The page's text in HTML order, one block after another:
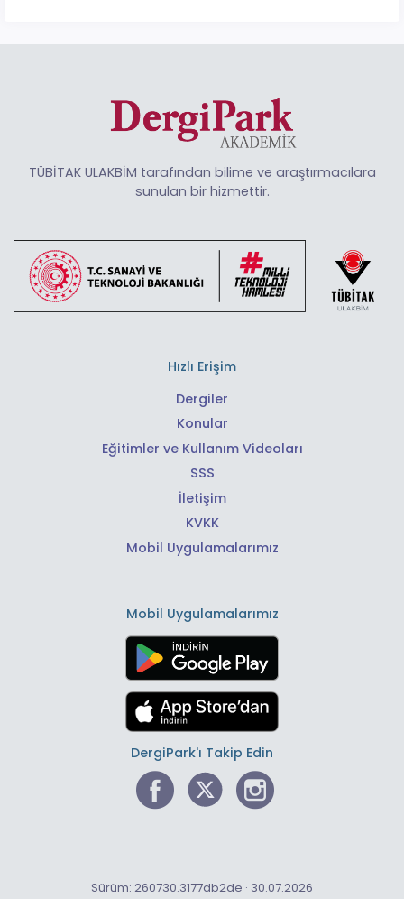
TÜBİTAK ULAKBİM tarafından bilime ve araştırmacılara
sunulan bir hizmettir.
Hızlı Erişim
Dergiler
Konular
Eğitimler ve Kullanım Videoları
SSS
İletişim
KVKK
Mobil Uygulamalarımız
Mobil Uygulamalarımız
DergiPark'ı Takip Edin
Sürüm: 260730.3177db2de · 30.07.2026